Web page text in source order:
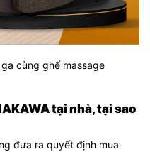
cùng ghế massage
tại nhà, tại sao
đưa ra quyết định mua